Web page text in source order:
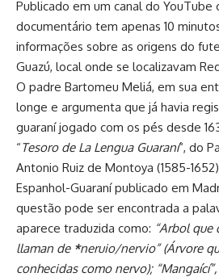
Publicado em um canal do YouTube
documentário tem apenas 10
informações sobre as origens do
Guazú, local onde se localizavam
O padre Bartomeu Meliá, em sua
longe e argumenta que já havia
guaraní jogado com os pés desde
“Tesoro de La Lengua Guaraní“, do
Antonio Ruiz de Montoya (1585-
Espanhol-Guaraní publicado em
questão pode ser encontrada a
aparece traduzida como: “Arbol que
llaman de *neruio/nervio” (Árvore
conhecidas como nervo);